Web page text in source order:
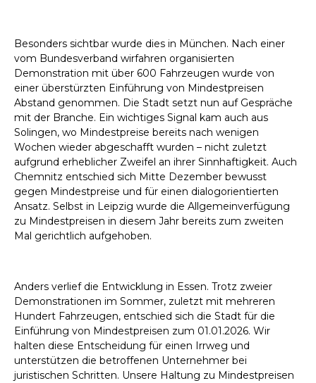
Besonders sichtbar wurde dies in München. Nach einer
vom Bundesverband wirfahren organisierten
Demonstration mit über 600 Fahrzeugen wurde von
einer überstürzten Einführung von Mindestpreisen
Abstand genommen. Die Stadt setzt nun auf Gespräche
mit der Branche. Ein wichtiges Signal kam auch aus
Solingen, wo Mindestpreise bereits nach wenigen
Wochen wieder abgeschafft wurden – nicht zuletzt
aufgrund erheblicher Zweifel an ihrer Sinnhaftigkeit. Auch
Chemnitz entschied sich Mitte Dezember bewusst
gegen Mindestpreise und für einen dialogorientierten
Ansatz. Selbst in Leipzig wurde die Allgemeinverfügung
zu Mindestpreisen in diesem Jahr bereits zum zweiten
Mal gerichtlich aufgehoben.
Anders verlief die Entwicklung in Essen. Trotz zweier
Demonstrationen im Sommer, zuletzt mit mehreren
Hundert Fahrzeugen, entschied sich die Stadt für die
Einführung von Mindestpreisen zum 01.01.2026. Wir
halten diese Entscheidung für einen Irrweg und
unterstützen die betroffenen Unternehmer bei
juristischen Schritten. Unsere Haltung zu Mindestpreisen